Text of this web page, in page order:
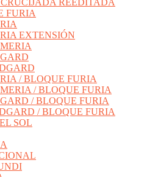
REEDITADA
FURIA
EXTENSIÓN
/ BLOQUE FURIA
/ BLOQUE FURIA
/ BLOQUE FURIA
/ BLOQUE FURIA
SOL